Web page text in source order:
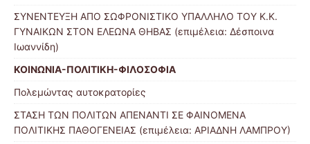
ΣΥΝΕΝΤΕΥΞΗ ΑΠΟ ΣΩΦΡΟΝΙΣΤΙΚΟ ΥΠΑΛΛΗΛΟ ΤΟΥ Κ.Κ.
ΓΥΝΑΙΚΩΝ ΣΤΟΝ ΕΛΕΩΝΑ ΘΗΒΑΣ (επιμέλεια: Δέσποινα
Ιωαννίδη)
ΚΟΙΝΩΝΙΑ-ΠΟΛΙΤΙΚΗ-ΦΙΛΟΣΟΦΙΑ
Πολεμώντας αυτοκρατορίες
ΣΤΑΣΗ ΤΩΝ ΠΟΛΙΤΩΝ ΑΠΕΝΑΝΤΙ ΣΕ ΦΑΙΝΟΜΕΝΑ
ΠΟΛΙΤΙΚΗΣ ΠΑΘΟΓΕΝΕΙΑΣ (επιμέλεια: ΑΡΙΑΔΝΗ ΛΑΜΠΡΟΥ)